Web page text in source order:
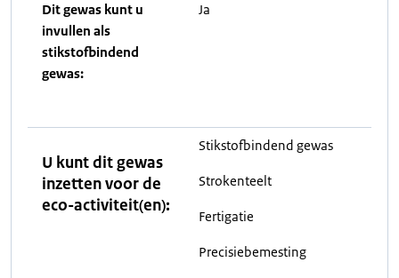
Dit gewas kunt u
invullen als
stikstofbindend
gewas:
Ja
U kunt dit gewas
inzetten voor de
eco-activiteit(en):
Stikstofbindend gewas
Strokenteelt
Fertigatie
Precisiebemesting